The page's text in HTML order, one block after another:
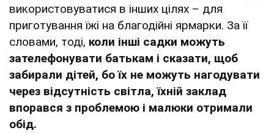
використовуватися в інших цілях – для
приготування їжі на благодійні ярмарки. За її
словами, тоді, коли інші садки можуть
зателефонувати батькам і сказати, щоб
забирали дітей, бо їх не можуть нагодувати
через відсутність світла, їхній заклад
впорався з проблемою і малюки отримали
обід.